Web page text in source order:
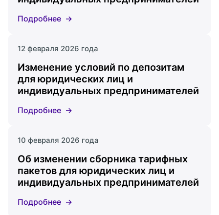
Подробнее
12 февраля 2026 года
Изменение условий по депозитам
для юридических лиц и
индивидуальных предпринимателей
Подробнее
10 февраля 2026 года
Об изменении сборника тарифных
пакетов для юридических лиц и
индивидуальных предпринимателей
Подробнее